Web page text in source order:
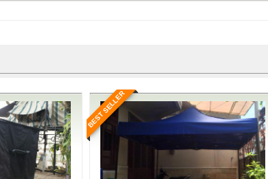
BEST SELLER